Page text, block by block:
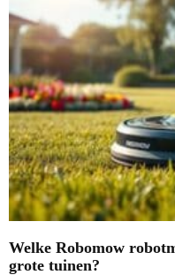
Welke Robomow
grote tuinen?